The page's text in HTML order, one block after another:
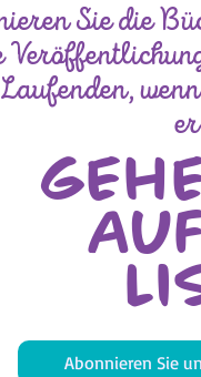
Sie die
Abonnieren Sie